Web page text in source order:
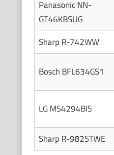
Panasonic NN-
GT46KBSUG
Sharp R-742WW
Bosch BFL634GS1
LG MS4294BIS
Sharp R-982STWE